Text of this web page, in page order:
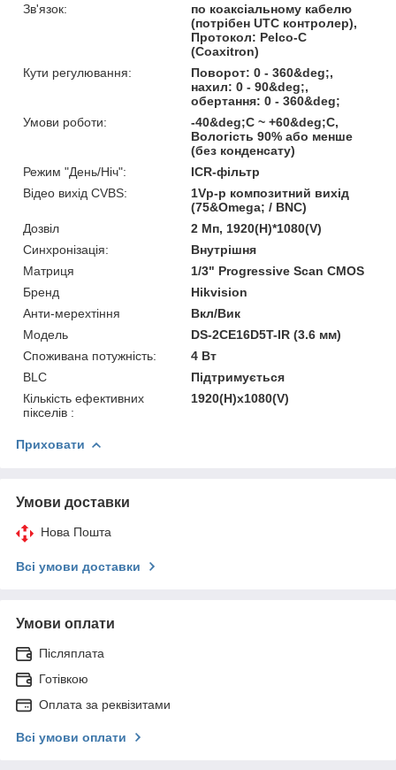
Зв'язок:
по коаксіальному кабелю
(потрібен UTC контролер),
Протокол: Pelco-C
(Coaxitron)
Кути регулювання:
Поворот: 0 - 360&deg;,
нахил: 0 - 90&deg;,
обертання: 0 - 360&deg;
Умови роботи:
-40&deg;C ~ +60&deg;C,
Вологість 90% або менше
(без конденсату)
Режим "День/Ніч":
ICR-фільтр
Відео вихід CVBS:
1Vp-p композитний вихід
(75&Omega; / BNC)
Дозвіл
2 Мп, 1920(H)*1080(V)
Синхронізація:
Внутрішня
Матриця
1/3" Progressive Scan CMOS
Бренд
Hikvision
Анти-мерехтіння
Вкл/Вик
Модель
DS-2CE16D5T-IR (3.6 мм)
Споживана потужність:
4 Вт
BLC
Підтримується
Кількість ефективних
пікселів :
1920(H)х1080(V)
Приховати
Умови доставки
Нова Пошта
Всі умови доставки
Умови оплати
Післяплата
Готівкою
Оплата за реквізитами
Всі умови оплати